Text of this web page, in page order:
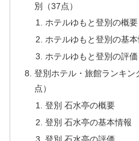
別（37点）
ホテルゆもと登別の概要
ホテルゆもと登別の基
ホテルゆもと登別の評価
登別ホテル・旅館ランキ
点）
登別 石水亭の概要
登別 石水亭の基本情報
登別 石水亭の評価